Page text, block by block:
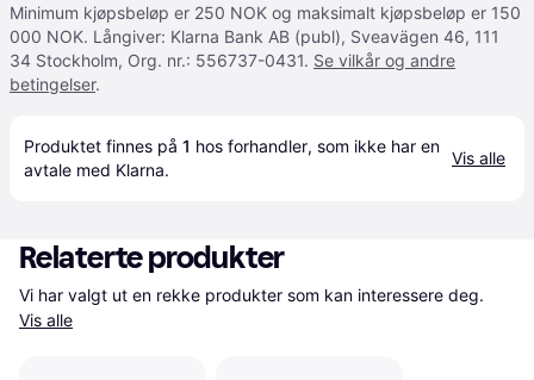
Minimum kjøpsbeløp er 250 NOK og maksimalt kjøpsbeløp er 150
000 NOK. Långiver: Klarna Bank AB (publ), Sveavägen 46, 111
34 Stockholm, Org. nr.: 556737-0431. Se vilkår og andre
betingelser.
Produktet finnes på 1 hos forhandler, som ikke har en
avtale med Klarna.
Vis alle
Relaterte produkter
Vis alle